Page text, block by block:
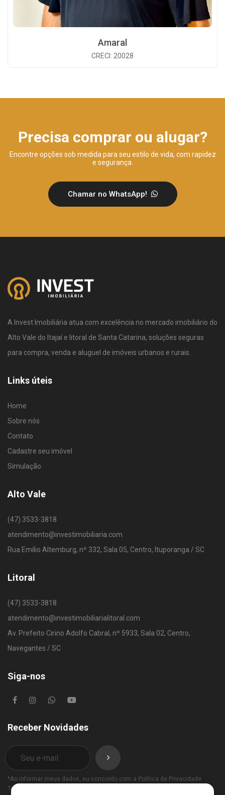
Amaral
CRECI: 20028
Precisa comprar ou alugar?
Encontre opções sob medida para seu estilo de vida, com rapidez
e segurança.
Chamar no WhatsApp!
A Invest Imobiliária atua com excelência no mercado imobiliário do
Alto Vale do Itajaí e litoral de Santa Catarina, soluções seguras
para compra, venda e aluguel de imóveis urbanos e rurais.
Links úteis
Home
Sobre nós
Contato
Cadastre seu imóvel
Simulação
Alto Vale
(47) 3533-3818
atendimento@investimobiliaria.com
Rua Emílio Altemburg, nº 332, Sala 05, Centro, Ituporanga / SC
Litoral
(47) 3533-3818
atendimento@investimobiliarialitoral.com
Av. Prefeito Cirino Adolfo Cabral, nº 5933, Sala 02, Centro,
Navegantes / SC
Siga-nos
Receber Novidades
*Ao informar meus dados, eu concordo com a Política de Privacidade
Termos de Uso